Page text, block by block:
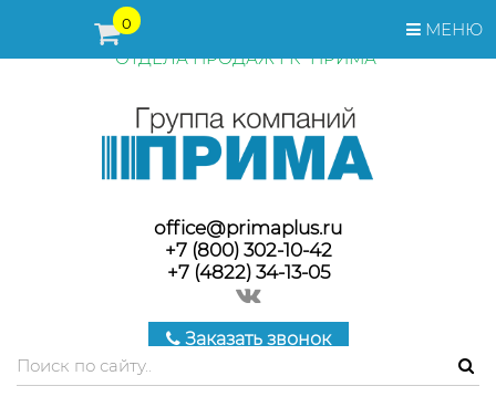
МЕНЮ
0
ПЕРЕД ОФОРМЛЕНИЕМ ЗАКАЗА, СТОИМОСТЬ И СРОКИ
ПОСТАВКИ ТОВАРА УТОЧНЯЙТЕ У МЕНЕДЖЕРОВ
ОТДЕЛА ПРОДАЖ ГК "ПРИМА"
office@primaplus.ru
+7 (800) 302-10-42
+7 (4822) 34-13-05
Заказать звонок